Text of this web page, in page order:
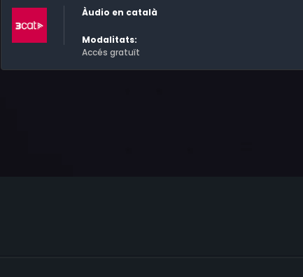
Àudio en català
Modalitats:
Accés gratuït